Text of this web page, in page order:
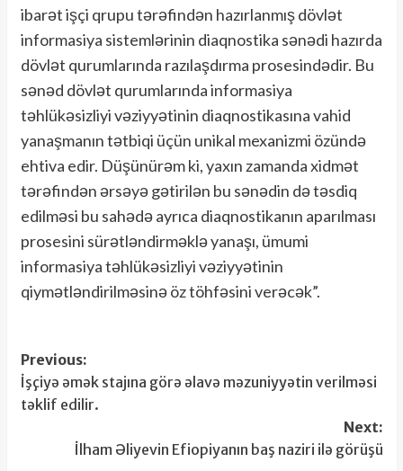
ibarət işçi qrupu tərəfindən hazırlanmış dövlət
informasiya sistemlərinin diaqnostika sənədi hazırda
dövlət qurumlarında razılaşdırma prosesindədir. Bu
sənəd dövlət qurumlarında informasiya
təhlükəsizliyi vəziyyətinin diaqnostikasına vahid
yanaşmanın tətbiqi üçün unikal mexanizmi özündə
ehtiva edir. Düşünürəm ki, yaxın zamanda xidmət
tərəfindən ərsəyə gətirilən bu sənədin də təsdiq
edilməsi bu sahədə ayrıca diaqnostikanın aparılması
prosesini sürətləndirməklə yanaşı, ümumi
informasiya təhlükəsizliyi vəziyyətinin
qiymətləndirilməsinə öz töhfəsini verəcək”.
Post
navigation
Previous:
İşçiyə əmək stajına görə əlavə məzuniyyətin verilməsi
təklif edilir.
Next:
İlham Əliyevin Efiopiyanın baş naziri ilə görüşü